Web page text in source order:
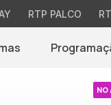
RTP PALCO
NO